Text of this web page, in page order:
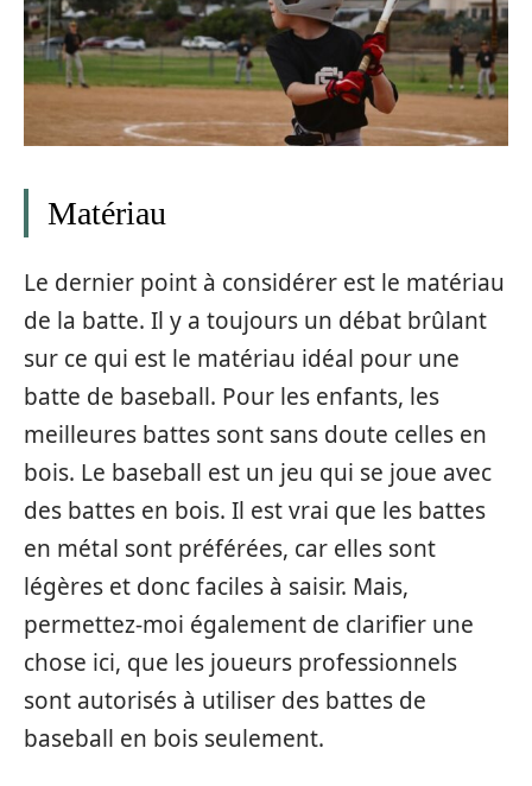
Matériau
Le dernier point à considérer est le matériau
de la batte. Il y a toujours un débat brûlant
sur ce qui est le matériau idéal pour une
batte de baseball. Pour les enfants, les
meilleures battes sont sans doute celles en
bois. Le baseball est un jeu qui se joue avec
des battes en bois. Il est vrai que les battes
en métal sont préférées, car elles sont
légères et donc faciles à saisir. Mais,
permettez-moi également de clarifier une
chose ici, que les joueurs professionnels
sont autorisés à utiliser des battes de
baseball en bois seulement.